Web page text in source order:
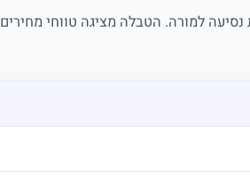
פרונטליים, כי אין עלויות נסיעה למורה. הטבלה מציגה טווחי מחירים